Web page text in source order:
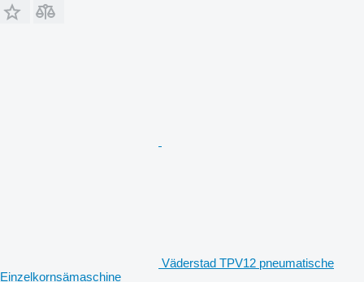
Väderstad TPV12 pneumatische
Einzelkornsämaschine